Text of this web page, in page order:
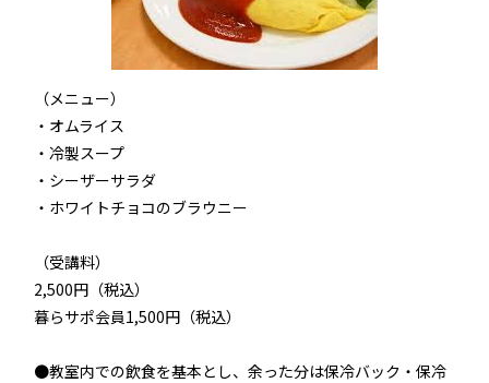
（メニュー）
・オムライス
・冷製スープ
・シーザーサラダ
・ホワイトチョコのブラウニー
（受講料）
2,500円（税込）
暮らサポ会員1,500円（税込）
●教室内での飲食を基本とし、余った分は保冷バック・保冷